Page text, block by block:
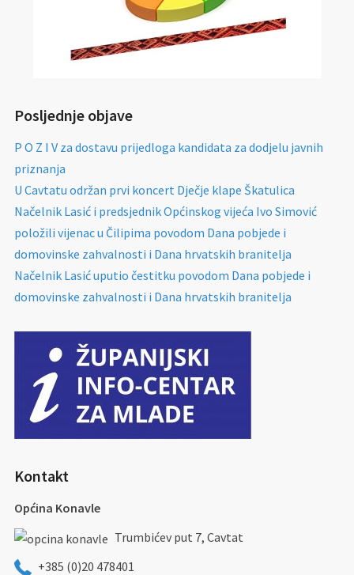
Posljednje objave
P O Z I V za dostavu prijedloga kandidata za dodjelu javnih
priznanja
U Cavtatu održan prvi koncert Dječje klape Škatulica
Načelnik Lasić i predsjednik Općinskog vijeća Ivo Simović
položili vijenac u Čilipima povodom Dana pobjede i
domovinske zahvalnosti i Dana hrvatskih branitelja
Načelnik Lasić uputio čestitku povodom Dana pobjede i
domovinske zahvalnosti i Dana hrvatskih branitelja
Kontakt
Općina Konavle
Trumbićev put 7, Cavtat
+385 (0)20 478401